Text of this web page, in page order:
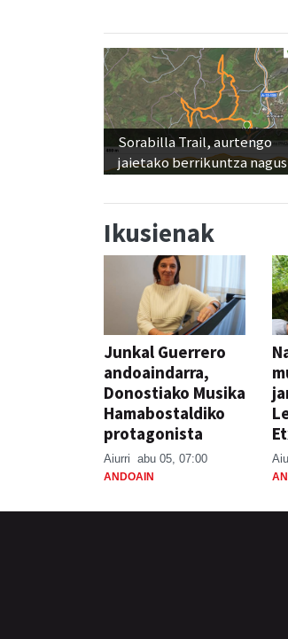
Sorabilla Trail, aurtengo
jaietako berrikuntza
Ikusienak
Junkal Guerrero
andoaindarra,
Donostiako Musika
Hamabostaldiko
protagonista
Aiurri abu 05, 07:00
ANDOAIN